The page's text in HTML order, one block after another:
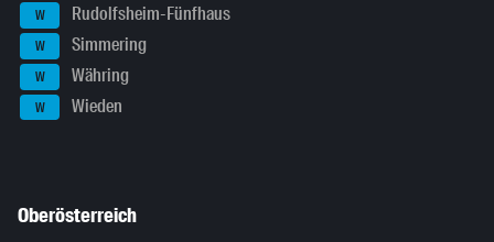
W Rudolfsheim-Fünfhaus
W Simmering
W Währing
W Wieden
Oberösterreich